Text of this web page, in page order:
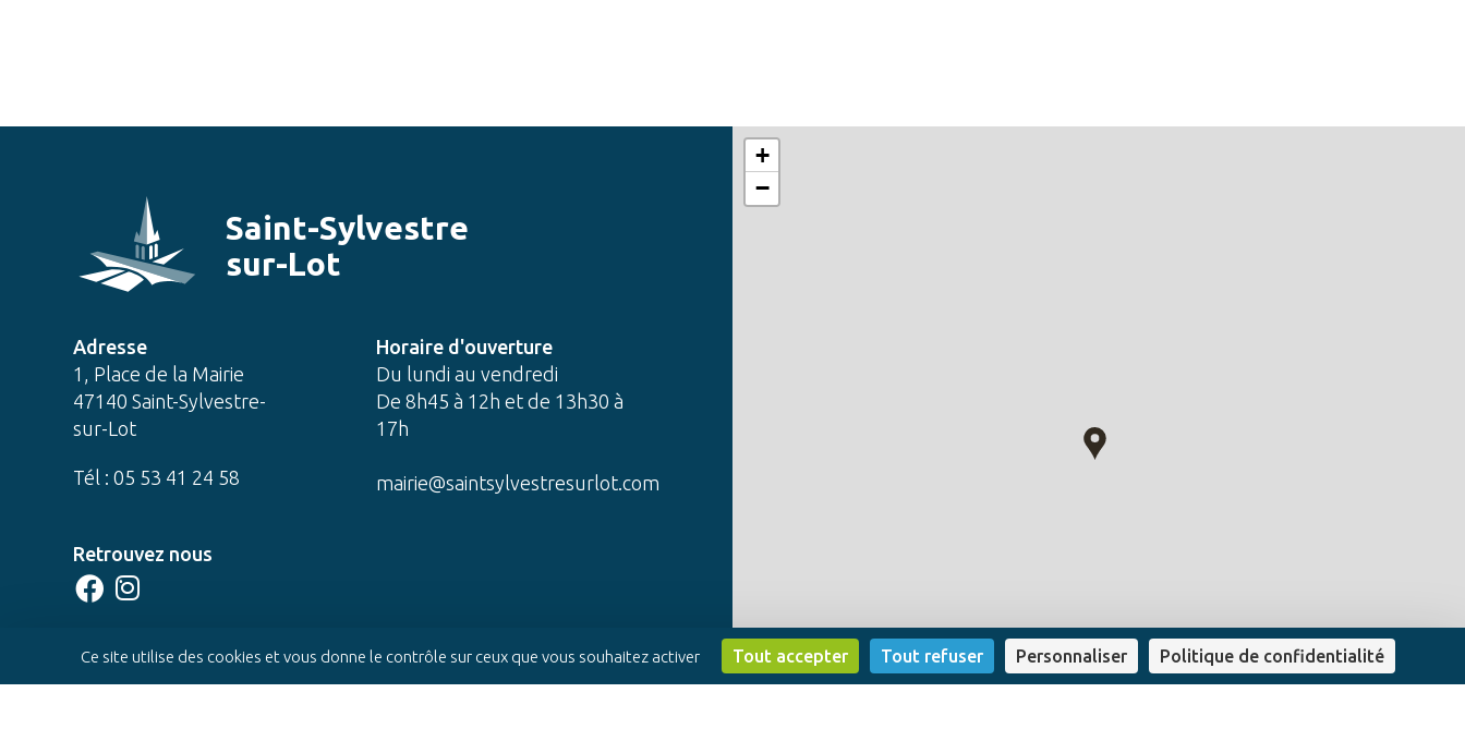
Saint-Sylvestre
sur-Lot
Adresse
1, Place de la Mairie
47140 Saint-Sylvestre-
sur-Lot
Tél : 05 53 41 24 58
Horaire d'ouverture
Du lundi au vendredi
De 8h45 à 12h et de 13h30 à
17h
mairie@saintsylvestresurlot.com
Retrouvez nous
CONTACTEZ-NOUS
+
−
Ce site utilise des cookies et vous donne le contrôle sur ceux que vous souhaitez activer Tout accepter Tout refuser Personnaliser Politique de confidentialité